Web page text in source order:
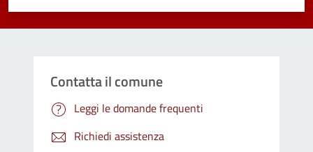
Contatta il comune
Leggi le domande frequenti
Richiedi assistenza